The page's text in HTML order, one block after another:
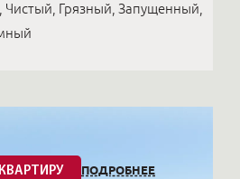
Грязный, Запущенный,
ПОДРОБНЕЕ